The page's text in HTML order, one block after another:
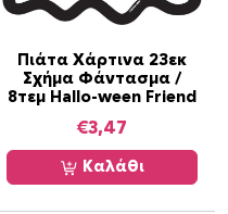
Πιάτα Χάρτινα 23εκ
Σχήμα Φάντασμα /
8τεμ Hallo-ween Friend
€3,47
Καλάθι